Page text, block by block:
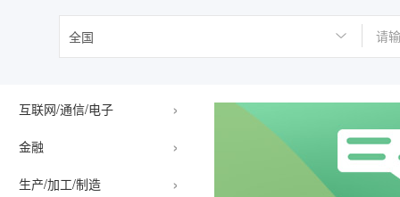
互联网/通信/电子 ›
金融 ›
生产/加工/制造 ›